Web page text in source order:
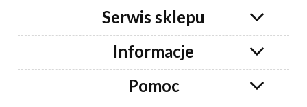
Serwis sklepu
Informacje
Pomoc